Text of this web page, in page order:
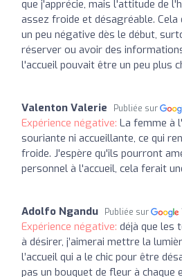
que j'apprécie, mais l'attitude de
assez froide et désagréable. Cela
un peu négative dès le début,
réserver ou avoir des
l'accueil pouvait être un peu plus
Valenton Valerie Publiée sur
Expérience négative: La femme à
souriante ni accueillante, ce qui
froide. J'espère qu'ils pourront
personnel à l'accueil, cela ferait
Adolfo Ngandu Publiée sur
Expérience négative: déjà que les
à désirer, j’aimerai mettre la
l’accueil qui a le chic pour être
pas un bouquet de fleur à chaque